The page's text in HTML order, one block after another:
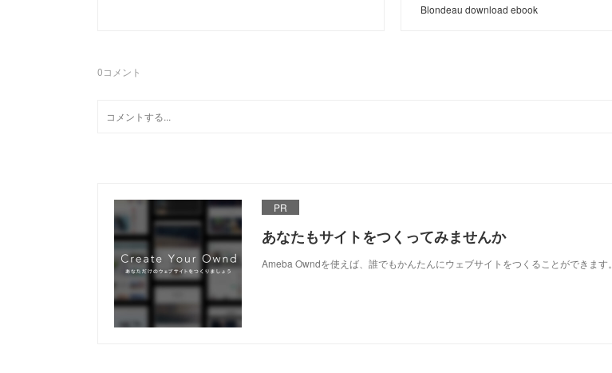
Blondeau download ebook
0コメント
PR
あなたもサイトをつくってみませんか
Ameba Owndを使えば、誰でもかんたんにウェブサイトをつくることができます。